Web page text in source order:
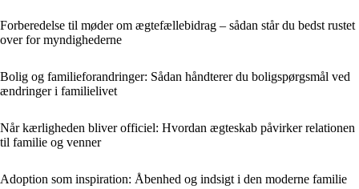
Forberedelse til møder om ægtefællebidrag – sådan står du bedst rustet
over for myndighederne
Bolig og familieforandringer: Sådan håndterer du boligspørgsmål ved
ændringer i familielivet
Når kærligheden bliver officiel: Hvordan ægteskab påvirker relationen
til familie og venner
Adoption som inspiration: Åbenhed og indsigt i den moderne familie